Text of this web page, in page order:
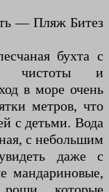
— Пляж Битез
бухта с
чистоты и
в море очень
метров, что
с детьми. Вода
с небольшим
даже с
мандариновые,